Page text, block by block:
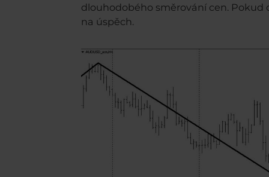
dlouhodobého směrování cen.
na úspěch.